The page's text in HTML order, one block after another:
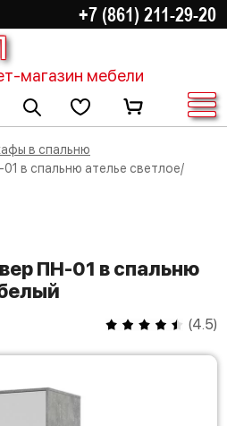
+7 (861) 211-29-20
магазин мебели
в спальню
(4.5)